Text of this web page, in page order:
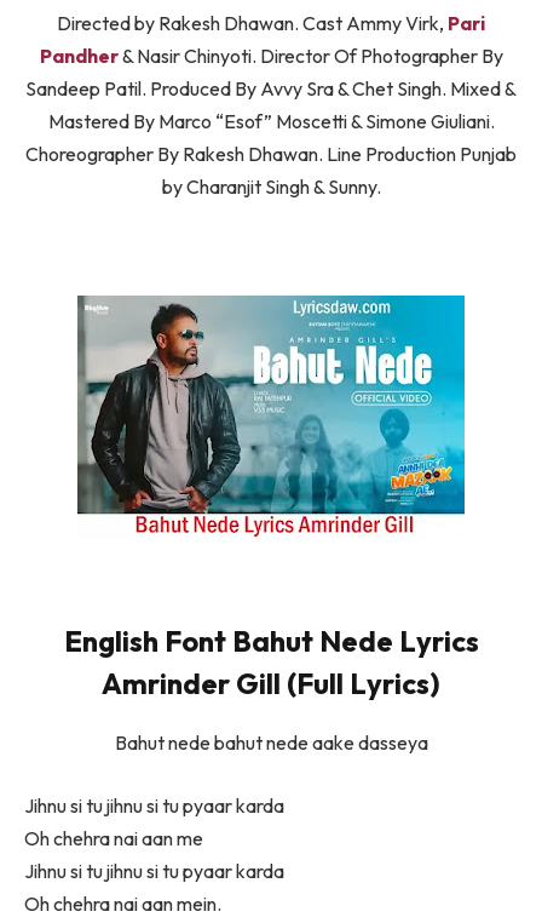
Directed by Rakesh Dhawan. Cast Ammy Virk, Pari
Pandher& Nasir Chinyoti. Director Of Photographer By
Sandeep Patil. Produced By Avvy Sra & Chet Singh. Mixed &
Mastered By Marco “Esof” Moscetti & Simone Giuliani.
Choreographer By Rakesh Dhawan. Line Production Punjab
by Charanjit Singh & Sunny.
English Font Bahut Nede Lyrics
Amrinder Gill (Full Lyrics)
Bahut nede bahut nede aake dasseya
Jihnu si tu jihnu si tu pyaar karda
Oh chehra nai aan me
Jihnu si tu jihnu si tu pyaar karda
Oh chehra nai aan mein.